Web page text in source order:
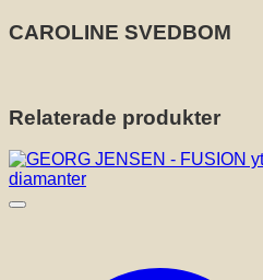
CAROLINE SVEDBOM
Relaterade produkter